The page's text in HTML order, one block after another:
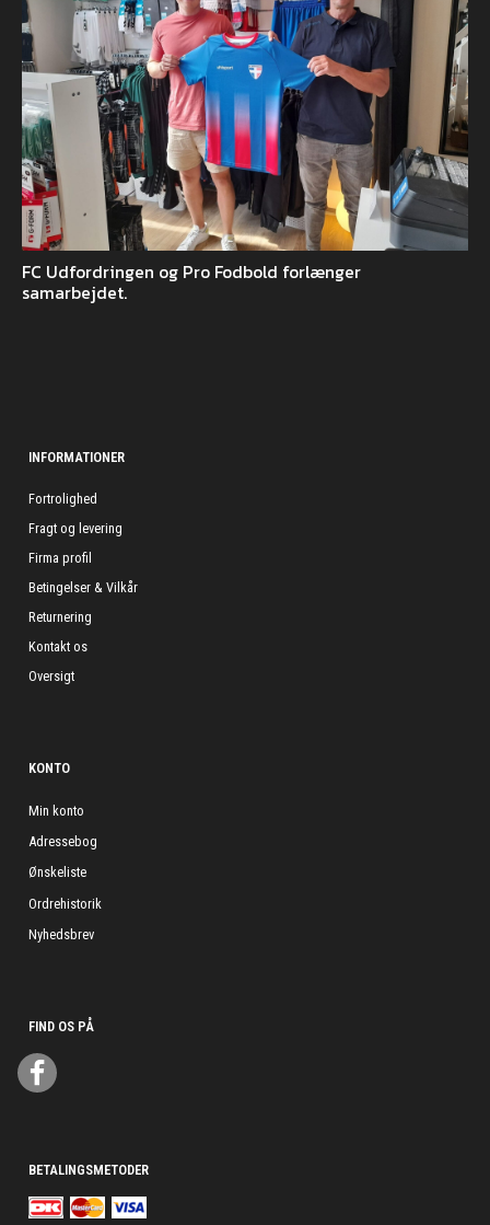
FC Udfordringen og Pro Fodbold forlænger
samarbejdet.
INFORMATIONER
Fortrolighed
Fragt og levering
Firma profil
Betingelser & Vilkår
Returnering
Kontakt os
Oversigt
KONTO
Min konto
Adressebog
Ønskeliste
Ordrehistorik
Nyhedsbrev
FIND OS PÅ
BETALINGSMETODER